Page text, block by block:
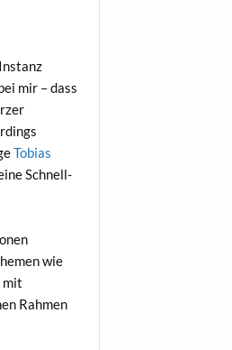
mir – dass
Tobias
Schnell-
wie
mit
Rahmen